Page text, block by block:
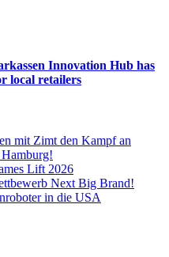
Innovation Hub has
local retailers
mit Zimt den Kampf an
Lift 2026
Next Big Brand!
in die USA